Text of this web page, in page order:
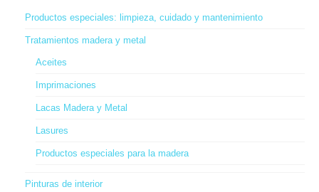
se
Productos especiales: limpieza, cuidado y mantenimiento
Tratamientos madera y metal
Aceites
Imprimaciones
Lacas Madera y Metal
Lasures
Productos especiales para la madera
Pinturas de interior